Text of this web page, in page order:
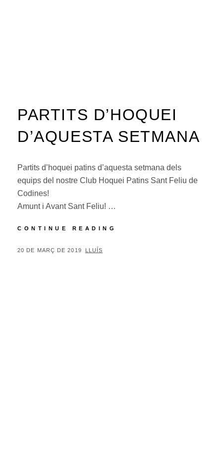
PARTITS D’HOQUEI
D’AQUESTA SETMANA
Partits d’hoquei patins d’aquesta setmana dels
equips del nostre Club Hoquei Patins Sant Feliu de
Codines!
Amunt i Avant Sant Feliu! …
CONTINUE READING
POSTED
20 DE MARÇ DE 2019 BY
LLUÍS